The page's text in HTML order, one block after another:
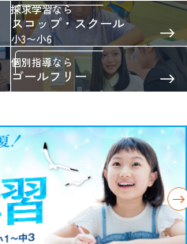
探求学習なら
スコップ・スクール
小3〜小6
個別指導なら
ゴールフリー